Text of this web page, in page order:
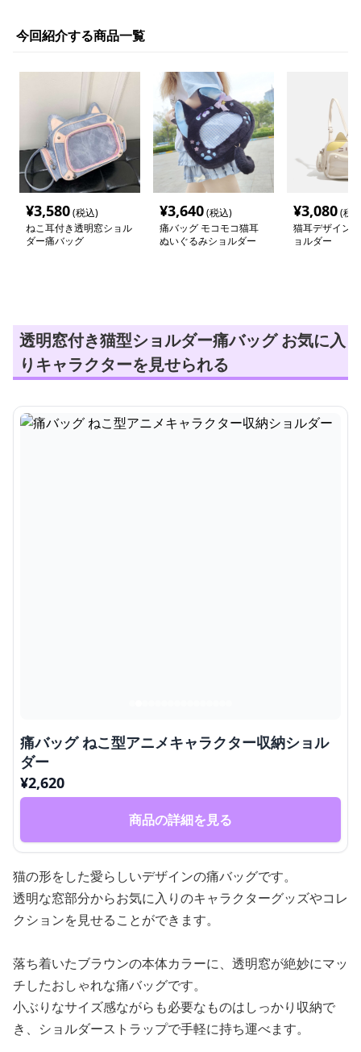
今回紹介する商品一覧
¥3,580(税込)
ねこ耳付き透明窓ショル
ダー痛バッグ
¥3,640(税込)
痛バッグ モコモコ猫耳
ぬいぐるみショルダー
¥3,080(税
猫耳デザイン
ョルダー
透明窓付き猫型ショルダー痛バッグ お気に入
りキャラクターを見せられる
痛バッグ ねこ型アニメキャラクター収納ショル
ダー
¥2,620
商品の詳細を見る
猫の形をした愛らしいデザインの痛バッグです。
透明な窓部分からお気に入りのキャラクターグッズやコレ
クションを見せることができます。
落ち着いたブラウンの本体カラーに、透明窓が絶妙にマッ
チしたおしゃれな痛バッグです。
小ぶりなサイズ感ながらも必要なものはしっかり収納で
き、ショルダーストラップで手軽に持ち運べます。